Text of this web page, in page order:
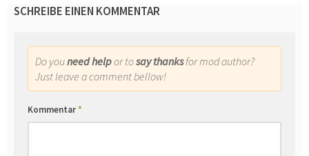
SCHREIBE EINEN KOMMENTAR
Do youneed helpor tosay thanksfor mod author?
Just leave a comment bellow!
Kommentar*